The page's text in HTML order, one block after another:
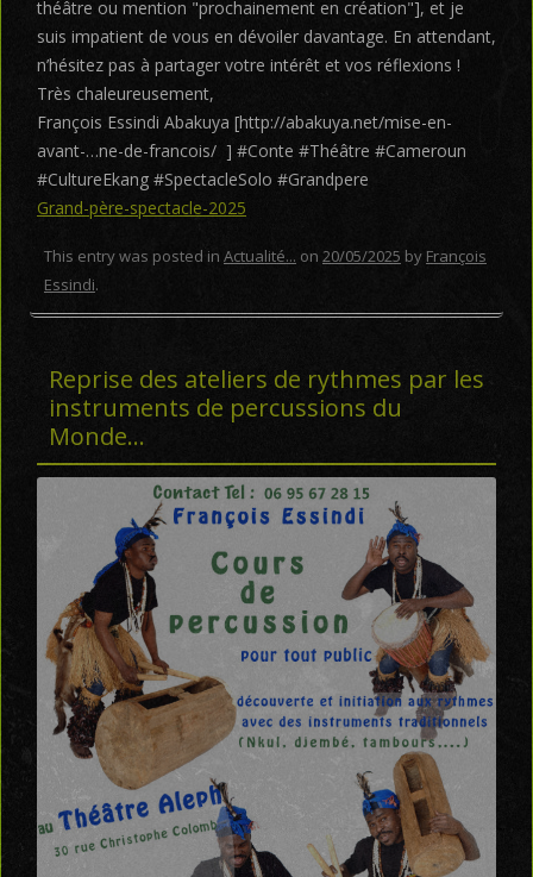
théâtre ou mention "prochainement en création"], et je
suis impatient de vous en dévoiler davantage. En attendant,
n’hésitez pas à partager votre intérêt et vos réflexions !
Très chaleureusement,
François Essindi Abakuya [http://abakuya.net/mise-en-
avant-…ne-de-francois/ ] #Conte #Théâtre #Cameroun
#CultureEkang #SpectacleSolo #Grandpere
Grand-père-spectacle-2025
This entry was posted in Actualité... on 20/05/2025 by François
Essindi.
Reprise des ateliers de rythmes par les
instruments de percussions du
Monde…